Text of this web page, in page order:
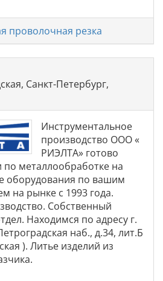
проволочная резка
Санкт-Петербург,
Инструментальное
производство ООО «
РИЭЛТА» готово
по металлообработке на
оборудования по вашим
на рынке с 1993 года.
Собственный
Находимся по адресу г.
наб., д.34, лит.Б
). Литье изделий из